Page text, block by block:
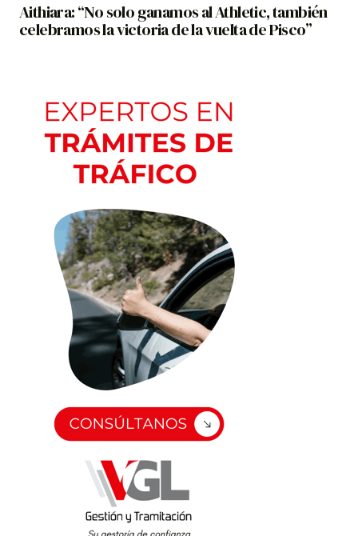
Aithiara: “No solo ganamos al Athletic, también
celebramos la victoria de la vuelta de Pisco”